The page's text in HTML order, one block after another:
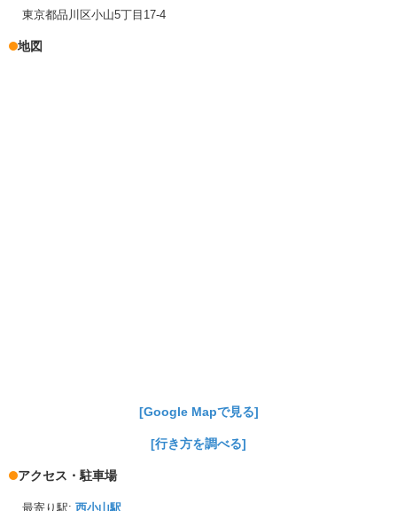
東京都品川区小山5丁目17-4
地図
[Google Mapで見る]
[行き方を調べる]
アクセス・駐車場
最寄り駅: 西小山駅